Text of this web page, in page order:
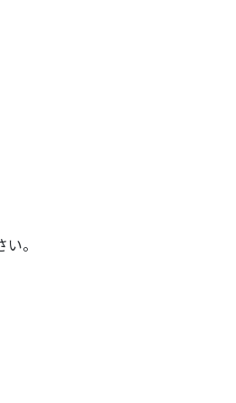
。